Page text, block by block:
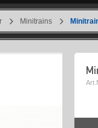
Minitrains